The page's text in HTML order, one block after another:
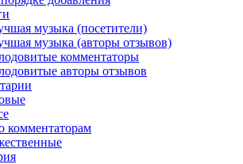
музыка (посетители)
музыка (авторы отзывов)
комментаторы
авторы отзывов
комментаторам